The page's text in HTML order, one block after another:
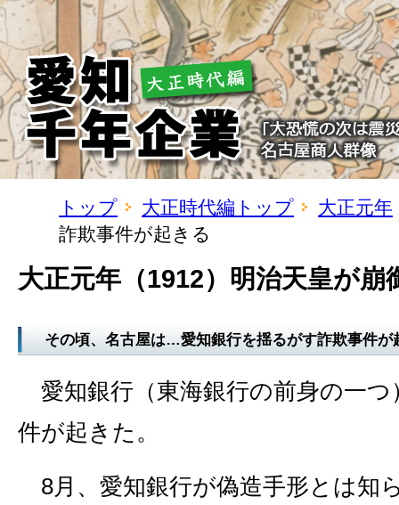
トップ 大正時代編トップ
大正元年
詐欺事件が起きる
大正元年（1912）明治天皇が崩
その頃、名古屋は…愛知銀行を揺るがす詐欺事件が
愛知銀行（東海銀行の前身の一つ
件が起きた。
8月、愛知銀行が偽造手形とは知